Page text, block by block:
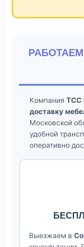
РАБОТАЕМ
Компания ТСС
доставку
Московской
удобной
оперативно
Выезжаем в